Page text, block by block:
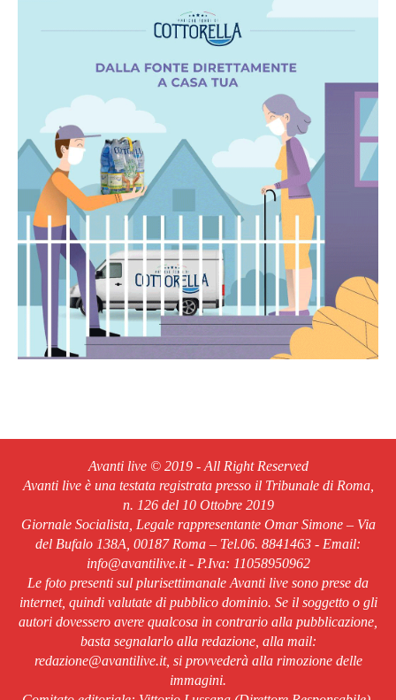
Avanti live © 2019 - All Right Reserved
Avanti live è una testata registrata presso il Tribunale di Roma,
n. 126 del 10 Ottobre 2019
Giornale Socialista, Legale rappresentante Omar Simone – Via
del Bufalo 138A, 00187 Roma – Tel.06. 8841463 - Email:
info@avantilive.it - P.Iva: 11058950962
Le foto presenti sul plurisettimanale Avanti live sono prese da
internet, quindi valutate di pubblico dominio. Se il soggetto o gli
autori dovessero avere qualcosa in contrario alla pubblicazione,
basta segnalarlo alla redazione, alla mail:
redazione@avantilive.it, si provvederà alla rimozione delle
immagini.